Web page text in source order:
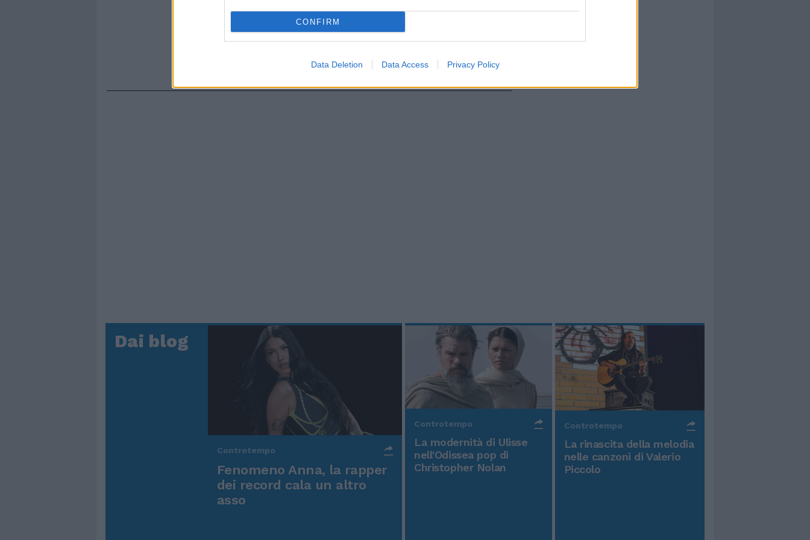
CONFIRM
Data Deletion Data Access Privacy Policy
Dai blog
Controtempo
Fenomeno Anna, la rapper
dei record cala un altro
asso
Controtempo
La modernità di Ulisse
nell'Odissea pop di
Christopher Nolan
Controtempo
La rinascita della melodia
nelle canzoni di Valerio
Piccolo